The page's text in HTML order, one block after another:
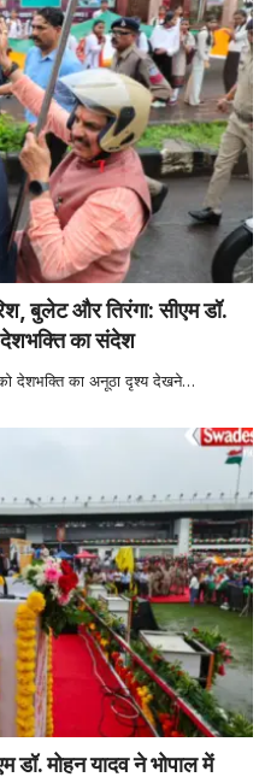
बुलेट और तिरंगा: सीएम डॉ.
देशभक्ति का संदेश
देशभक्ति का अनूठा दृश्य देखने…
मोहन यादव ने भोपाल में